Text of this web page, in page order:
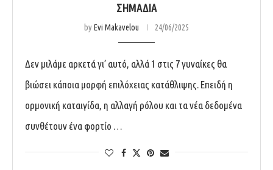
ΣΗΜΆΔΙΑ
byEvi Makavelou 24/06/2025
Δεν μιλάμε αρκετά γι’ αυτό, αλλά 1 στις 7 γυναίκες θα
βιώσει κάποια μορφή επιλόχειας κατάθλιψης. Επειδή η
ορμονική καταιγίδα, η αλλαγή ρόλου και τα νέα δεδομένα
συνθέτουν ένα φορτίο …